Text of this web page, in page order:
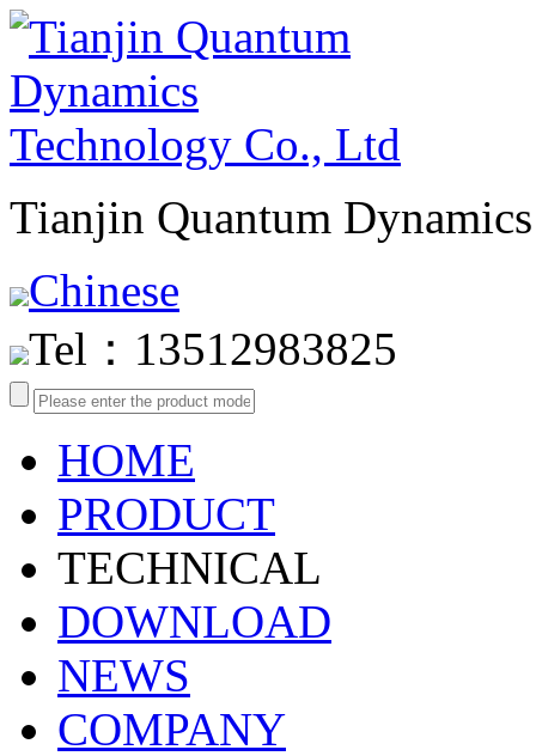
Tianjin Quantum
Chinese
Tel：13512983825
HOME
PRODUCT
TECHNICAL
DOWNLOAD
NEWS
COMPANY